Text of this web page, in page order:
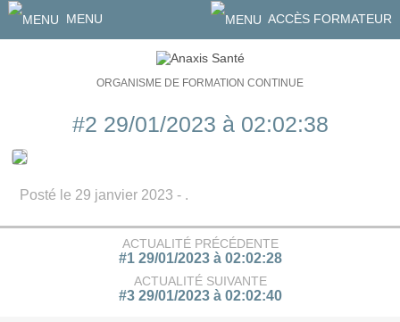
MENU ACCÈS FORMATEUR
ORGANISME DE FORMATION CONTINUE
#2 29/01/2023 à 02:02:38
Posté le 29 janvier 2023 - .
ACTUALITÉ PRÉCÉDENTE
#1 29/01/2023 à 02:02:28
ACTUALITÉ SUIVANTE
#3 29/01/2023 à 02:02:40